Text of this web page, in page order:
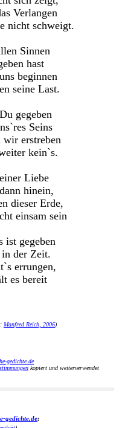
Verlangen
nicht schweigt.
Sinnen
hast
beginnen
seine Last.
gegeben
Seins
erstreben
kein`s.
Liebe
hinein,
dieser Erde,
einsam sein
ist gegeben
der Zeit.
errungen,
es bereit
Manfred Reich, 2006)
gedichte.de
kopiert und weiterverwendet
gedichte.de: